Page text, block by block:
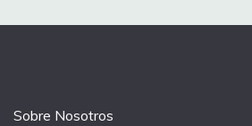
Sobre Nosotros